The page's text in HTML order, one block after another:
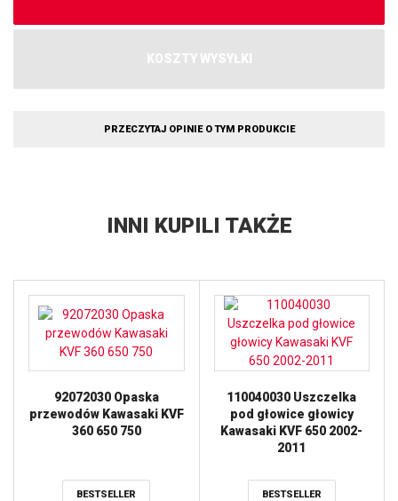
KOSZTY WYSYŁKI
PRZECZYTAJ OPINIE O TYM PRODUKCIE
INNI KUPILI TAKŻE
92072030 Opaska
przewodów Kawasaki KVF
360 650 750
BESTSELLER
110040030 Uszczelka
pod głowice głowicy
Kawasaki KVF 650 2002-
2011
BESTSELLER